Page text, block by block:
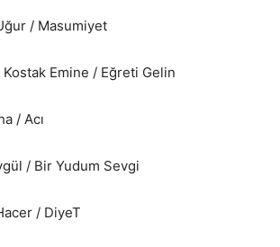
/ Masumiyet
Emine / Eğreti Gelin
/ Acı
/ Bir Yudum Sevgi
/ DiyeT